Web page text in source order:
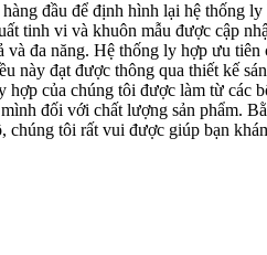
đầu để định hình lại hệ thống
tinh vi và khuôn mẫu được cập
và đa năng. Hệ thống ly hợp ưu tiên
này đạt được thông qua thiết kế
của chúng tôi được làm từ
đối với chất lượng sản phẩm.
tôi rất vui được giúp bạn